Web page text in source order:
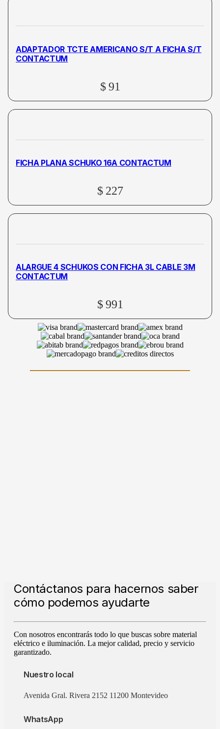
ADAPTADOR TCTE AMERICANO S/T A FICHA S/T
CONTACTUM
$ 91
FICHA PLANA SCHUKO 16A CONTACTUM
$ 227
ALARGUE 4 SCHUKOS CON FICHA 3L CABLE 3M
CONTACTUM
$ 991
Contáctanos para hacernos saber
cómo podemos ayudarte
Con nosotros encontrarás todo lo que buscas sobre material
eléctrico e iluminación. La mejor calidad, precio y servicio
garantizado.
Nuestro local
Avenida Gral. Rivera 2152 11200 Montevideo
WhatsApp